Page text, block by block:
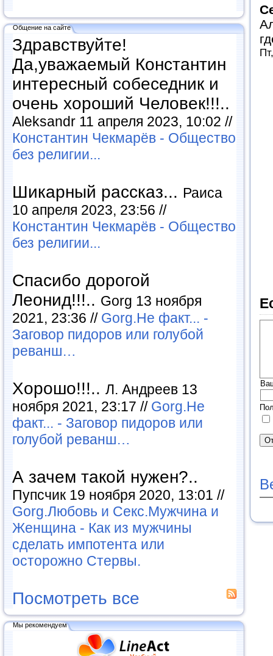
Общение на сайте
Здравствуйте!
Да,уважаемый Константин
интересный собеседник и
очень хороший Человек!!!..
Aleksandr 11 апреля 2023, 10:02 //
Константин Чекмарёв - Общество
без религии...
Шикарный рассказ... Раиса
10 апреля 2023, 23:56 //
Константин Чекмарёв - Общество
без религии...
Спасибо дорогой
Леонид!!!.. Gorg 13 ноября
2021, 23:36 // Gorg.Не факт... -
Заговор пидоров или голубой
реванш…
Хорошо!!!.. Л. Андреев 13
ноября 2021, 23:17 // Gorg.Не
факт... - Заговор пидоров или
голубой реванш…
А зачем такой нужен?..
Пупсчик 19 ноября 2020, 13:01 //
Gorg.Любовь и Секс.Мужчина и
Женщина - Как из мужчины
сделать импотента или
осторожно Стервы.
Посмотреть все
Мы рекомендуем